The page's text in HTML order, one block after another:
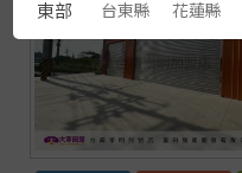
東部 台東縣 花蓮縣